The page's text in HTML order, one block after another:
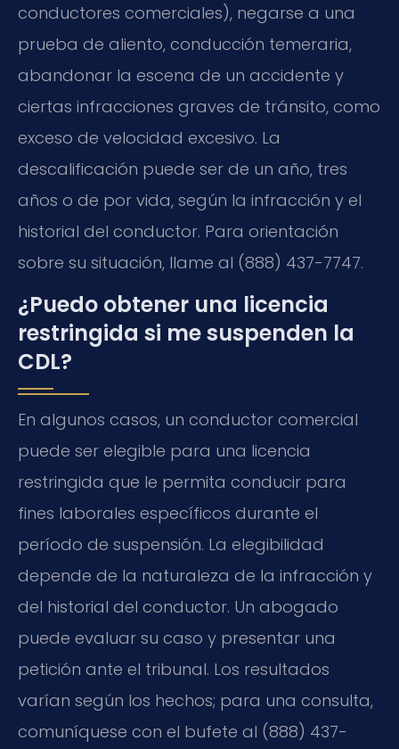
conductores comerciales), negarse a una
prueba de aliento, conducción temeraria,
abandonar la escena de un accidente y
ciertas infracciones graves de tránsito, como
exceso de velocidad excesivo. La
descalificación puede ser de un año, tres
años o de por vida, según la infracción y el
historial del conductor. Para orientación
sobre su situación, llame al (888) 437-7747.
¿Puedo obtener una licencia
restringida si me suspenden la
CDL?
En algunos casos, un conductor comercial
puede ser elegible para una licencia
restringida que le permita conducir para
fines laborales específicos durante el
período de suspensión. La elegibilidad
depende de la naturaleza de la infracción y
del historial del conductor. Un abogado
puede evaluar su caso y presentar una
petición ante el tribunal. Los resultados
varían según los hechos; para una consulta,
comuníquese con el bufete al (888) 437-